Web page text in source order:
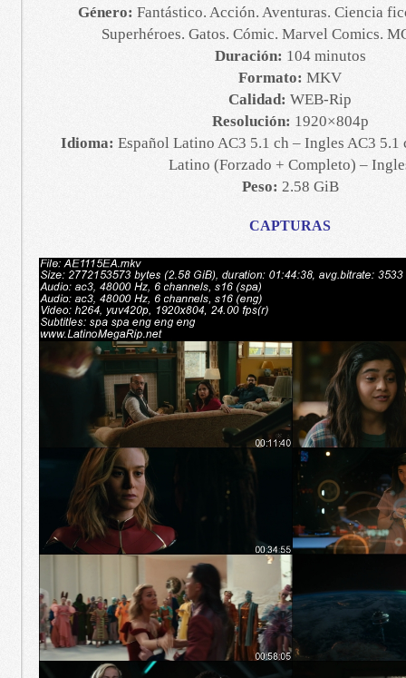
Género: Fantástico. Acción. Aventuras. Ciencia
Superhéroes. Gatos. Cómic. Marvel Comics.
Duración: 104 minutos
Formato: MKV
Calidad: WEB-Rip
Resolución: 1920×804p
Idioma: Español Latino AC3 5.1 ch – Ingles AC3 5.1
Latino (Forzado + Completo) –
Peso: 2.58 GiB
CAPTURAS